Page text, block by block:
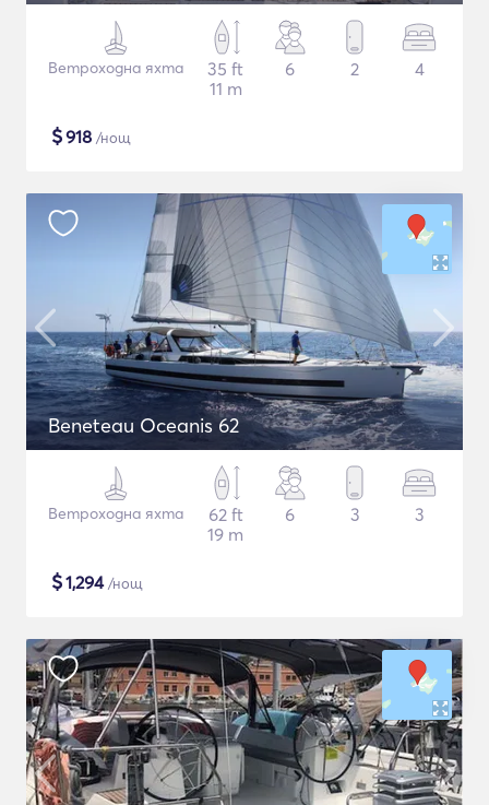
Ветроходна яхта
35 ft
11 m
6 2 4
$918 /нощ
Beneteau Oceanis 62
Ветроходна яхта
62 ft
19 m
6 3 3
$1,294/нощ